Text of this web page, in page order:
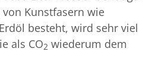
Kunstfasern wie
besteht, wird sehr viel
als CO2 wiederum dem